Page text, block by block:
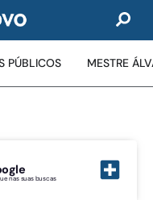
PÚBLICOS MESTRE
nas suas buscas